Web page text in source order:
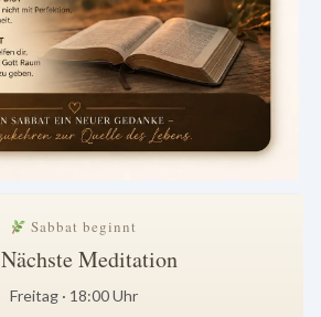
Sabbat beginnt
Nächste Meditation
Freitag · 18:00 Uhr